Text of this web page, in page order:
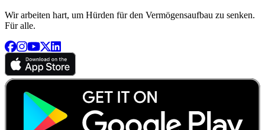
Wir arbeiten hart, um Hürden für den Vermögensaufbau zu senken.
Für alle.